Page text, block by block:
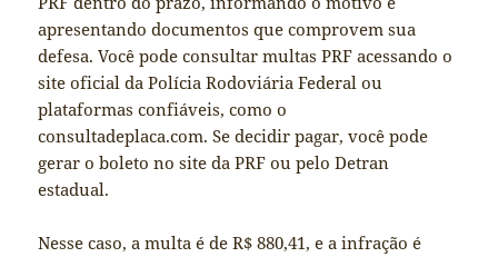
apresentando documentos que comprovem sua
defesa. Você pode consultar multas PRF acessando o
site oficial da Polícia Rodoviária Federal ou
plataformas confiáveis, como o
consultadeplaca.com. Se decidir pagar, você pode
gerar o boleto no site da PRF ou pelo Detran
estadual.
Nesse caso, a multa é de R$ 880,41, e a infração é